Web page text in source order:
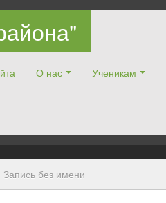
О нас Ученикам
Запись без имени